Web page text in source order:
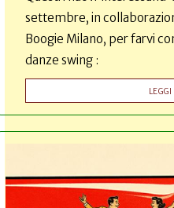
settembre, in
Boogie Milano, per farvi
danze swing :